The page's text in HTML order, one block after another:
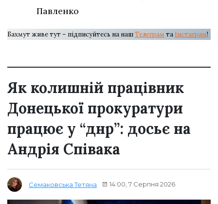
Павленко
Бахмут живе тут – підписуйтесь на нашТелеграм та Інстаграм!
Як колишній працівник
Донецької прокуратури
працює у “днр”: досьє на
Андрія Співака
Семаковська Тетяна 14:00, 7 Серпня 2026